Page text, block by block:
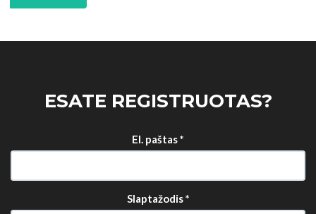
ESATE REGISTRUOTAS?
El. paštas*
Slaptažodis*